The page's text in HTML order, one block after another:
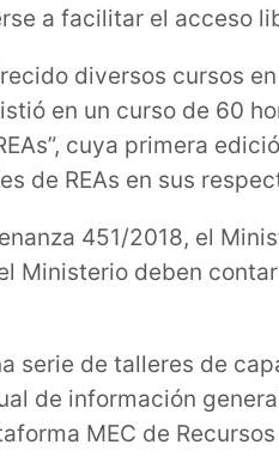
a facilitar el acceso
diversos cursos
en un curso de 60
cuya primera
de REAs en sus
451/2018, el
Ministerio deben
serie de talleres de
de información
MEC de